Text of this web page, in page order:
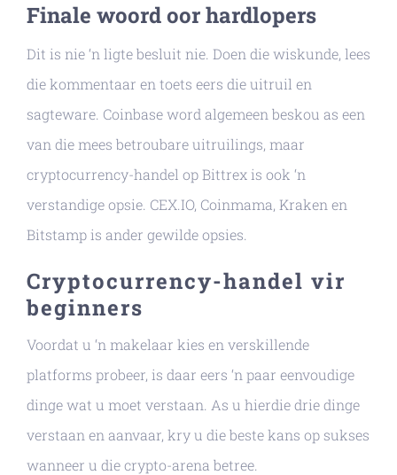
Finale woord oor hardlopers
Dit is nie ‘n ligte besluit nie. Doen die wiskunde, lees
die kommentaar en toets eers die uitruil en
sagteware. Coinbase word algemeen beskou as een
van die mees betroubare uitruilings, maar
cryptocurrency-handel op Bittrex is ook ‘n
verstandige opsie. CEX.IO, Coinmama, Kraken en
Bitstamp is ander gewilde opsies.
Cryptocurrency-handel vir
beginners
Voordat u ‘n makelaar kies en verskillende
platforms probeer, is daar eers ‘n paar eenvoudige
dinge wat u moet verstaan. As u hierdie drie dinge
verstaan ​​en aanvaar, kry u die beste kans op sukses
wanneer u die crypto-arena betree.